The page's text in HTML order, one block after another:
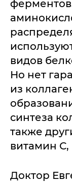
видов
Но нет
из
синтеза
также
витамин
Доктор